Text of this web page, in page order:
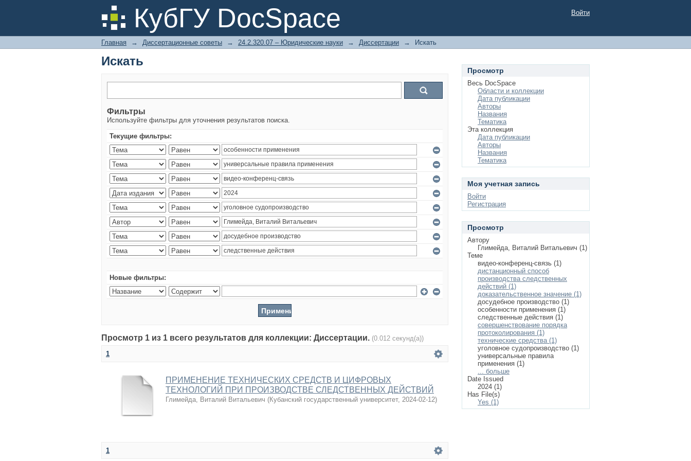
КубГУ DocSpace
Искать Войти
Главная → Диссертационные советы → 24.2.320.07 – Юридические науки → Диссертации → Искать
Искать
Фильтры
Используйте фильтры для уточнения результатов поиска.
Текущие фильтры:
Новые фильтры:
Просмотр 1 из 1 всего результатов для коллекции: Диссертации. (0.012 секунд(а))
1
ПРИМЕНЕНИЕ ТЕХНИЧЕСКИХ СРЕДСТВ И ЦИФРОВЫХ
ТЕХНОЛОГИЙ ПРИ ПРОИЗВОДСТВЕ СЛЕДСТВЕННЫХ ДЕЙСТВИЙ
Глимейда, Виталий Витальевич (Кубанский государственный университет, 2024-02-12)
1
Просмотр
Весь DocSpace
Области и коллекции
Дата публикации
Авторы
Названия
Тематика
Эта коллекция
Дата публикации
Авторы
Названия
Тематика
Моя учетная запись
Войти
Регистрация
Просмотр
Автору
Глимейда, Виталий Витальевич (1)
Теме
видео-конференц-связь (1)
дистанционный способ
производства следственных
действий (1)
доказательственное значение (1)
досудебное производство (1)
особенности применения (1)
следственные действия (1)
совершенствование порядка
протоколирования (1)
технические средства (1)
уголовное судопроизводство (1)
универсальные правила
применения (1)
... больше
Date Issued
2024 (1)
Has File(s)
Yes (1)